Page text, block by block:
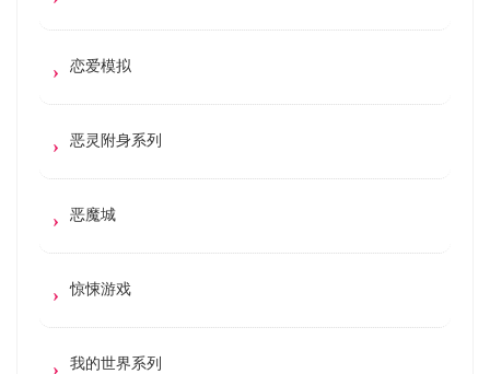
恋爱模拟
恶灵附身系列
恶魔城
惊悚游戏
我的世界系列